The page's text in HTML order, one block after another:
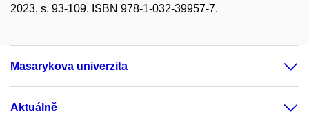
2023, s. 93-109. ISBN 978-1-032-39957-7.
Masarykova univerzita
Aktuálně